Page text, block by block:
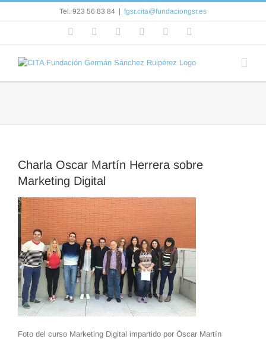
Tel. 923 56 83 84 | fgsr.cita@fundaciongsr.es
FacebookFlickr YouTube
Charla Oscar Martín Herrera sobre
Marketing Digital
Foto del curso Marketing Digital impartido por Óscar Martín